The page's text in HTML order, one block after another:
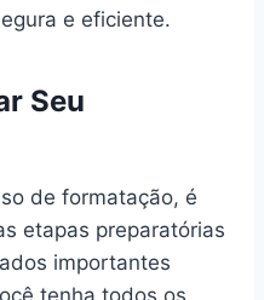
e eficiente.
Seu
de formatação, é
etapas preparatórias
importantes
tenha todos os